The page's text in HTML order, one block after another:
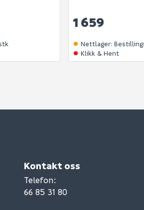
1 659
Nettlager:
Klikk & Hent
Kontakt oss
Telefon:
66 85 31 80